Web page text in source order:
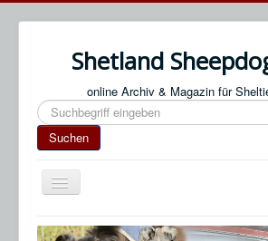
Shetland
online Archiv & Magazin für
Suchen
Suchen
Navigation
an/aus
Start